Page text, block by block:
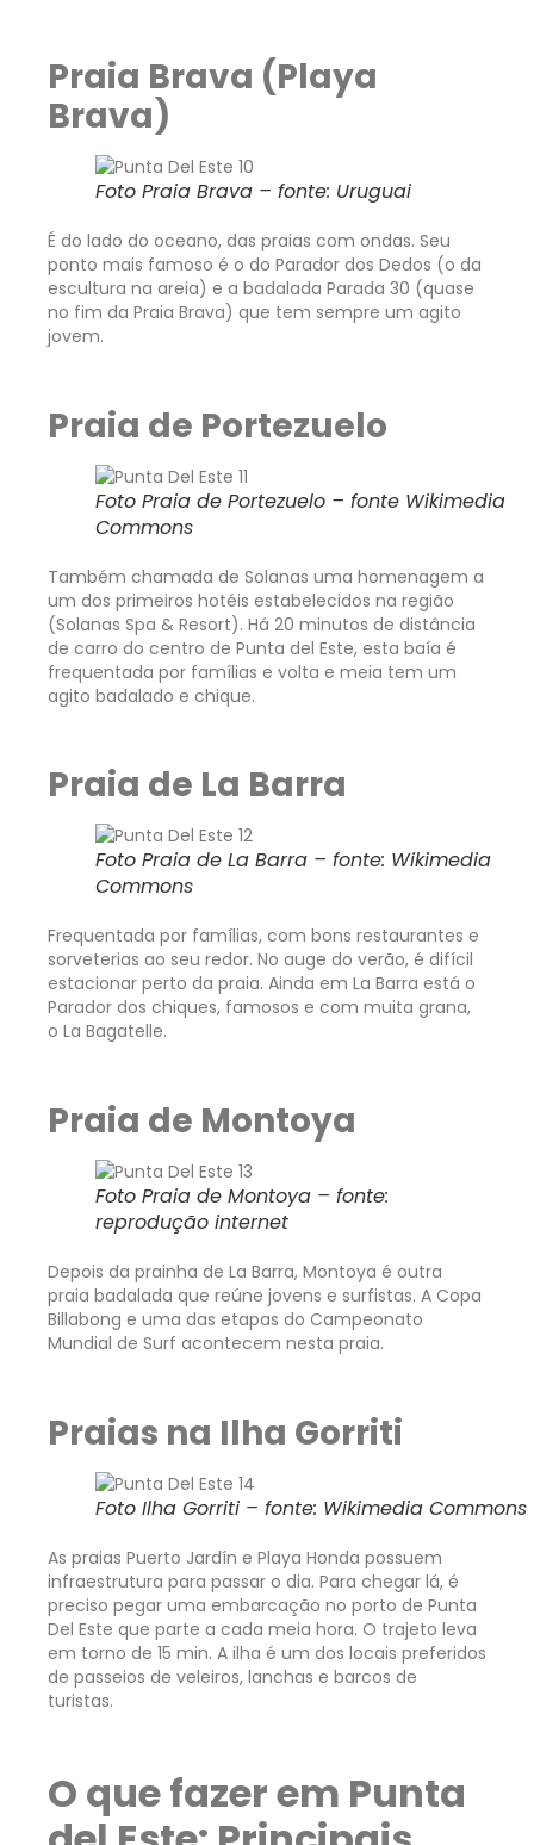
Praia Brava (Playa
Brava)
Foto Praia Brava – fonte: Uruguai
É do lado do oceano, das praias com ondas. Seu
ponto mais famoso é o do Parador dos Dedos (o da
escultura na areia) e a badalada Parada 30 (quase
no fim da Praia Brava) que tem sempre um agito
jovem.
Praia de Portezuelo
Foto Praia de Portezuelo – fonte Wikimedia
Commons
Também chamada de Solanas uma homenagem a
um dos primeiros hotéis estabelecidos na região
(Solanas Spa & Resort). Há 20 minutos de distância
de carro do centro de Punta del Este, esta baía é
frequentada por famílias e volta e meia tem um
agito badalado e chique.
Praia de La Barra
Foto Praia de La Barra – fonte: Wikimedia
Commons
Frequentada por famílias, com bons restaurantes e
sorveterias ao seu redor. No auge do verão, é difícil
estacionar perto da praia. Ainda em La Barra está o
Parador dos chiques, famosos e com muita grana,
o La Bagatelle.
Praia de Montoya
Foto Praia de Montoya – fonte:
reprodução internet
Depois da prainha de La Barra, Montoya é outra
praia badalada que reúne jovens e surfistas. A Copa
Billabong e uma das etapas do Campeonato
Mundial de Surf acontecem nesta praia.
Praias na Ilha Gorriti
Foto Ilha Gorriti – fonte: Wikimedia Commons
As praias Puerto Jardín e Playa Honda possuem
infraestrutura para passar o dia. Para chegar lá, é
preciso pegar uma embarcação no porto de Punta
Del Este que parte a cada meia hora. O trajeto leva
em torno de 15 min. A ilha é um dos locais preferidos
de passeios de veleiros, lanchas e barcos de
turistas.
O que fazer em Punta